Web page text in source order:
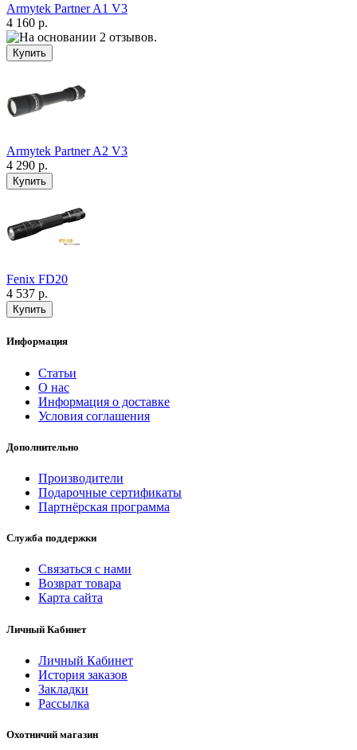
Armytek Partner A1 V3
4 160 р.
Armytek Partner A2 V3
4 290 р.
Fenix FD20
4 537 р.
Информация
Статьи
О нас
Информация о доставке
Условия соглашения
Дополнительно
Производители
Подарочные сертификаты
Партнёрская программа
Служба поддержки
Связаться с нами
Возврат товара
Карта сайта
Личный Кабинет
Личный Кабинет
История заказов
Закладки
Рассылка
Охотничий магазин